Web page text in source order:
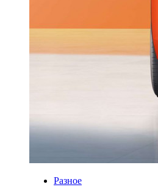
Разное